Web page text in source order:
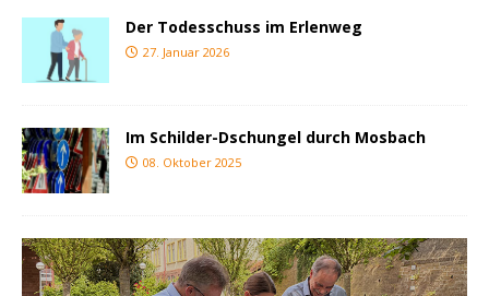
Der Todesschuss im Erlenweg
27. Januar 2026
Im Schilder-Dschungel durch Mosbach
08. Oktober 2025